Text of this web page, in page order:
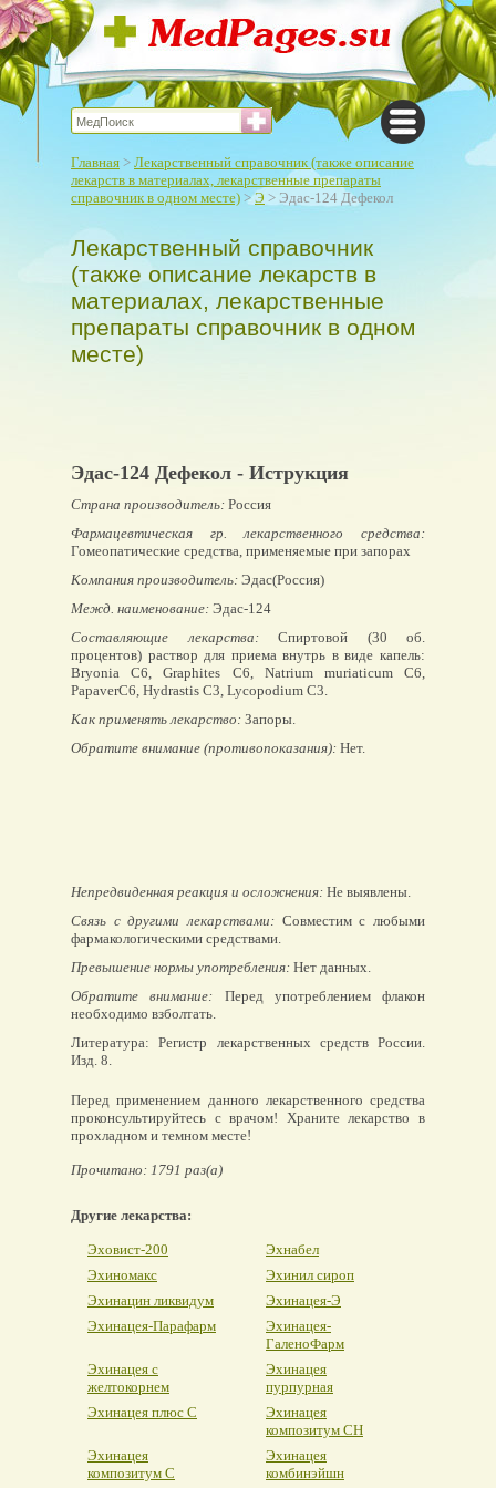
Главная > Лекарственный справочник (также описание
лекарств в материалах, лекарственные препараты
справочник в одном месте) >Э > Эдас-124 Дефекол
Лекарственный справочник
(также описание лекарств в
материалах, лекарственные
препараты справочник в одном
месте)
Эдас-124 Дефекол - Иструкция
Страна производитель: Россия
Фармацевтическая гр. лекарственного средства:
Гомеопатические средства, применяемые при запорах
Компания производитель: Эдас(Россия)
Межд. наименование: Эдас-124
Составляющие лекарства:Спиртовой (30 об.
процентов) раствор для приема внутрь в виде капель:
Bryonia C6, Graphites C6, Natrium muriaticum C6,
PapaverC6, Hydrastis C3, Lycopodium C3.
Как применять лекарство: Запоры.
Обратите внимание (противопоказания): Нет.
Непредвиденная реакция и осложнения: Не выявлены.
Связь с другими лекарствами: Совместим с любыми
фармакологическими средствами.
Превышение нормы употребления: Нет данных.
Обратите внимание: Перед употреблением флакон
необходимо взболтать.
Литература: Регистр лекарственных средств России.
Изд. 8.
Перед применением данного лекарственного средства
проконсультируйтесь с врачом! Храните лекарство в
прохладном и темном месте!
Прочитано: 1791 раз(а)
Другие лекарства:
Эховист-200
Эхнабел
Эхиномакс
Эхинил сироп
Эхинацин ликвидум
Эхинацея-Э
Эхинацея-Парафарм
Эхинацея-
ГаленоФарм
Эхинацея с
желтокорнем
Эхинацея
пурпурная
Эхинацея плюс С
Эхинацея
композитум СН
Эхинацея
композитум С
Эхинацея
комбинэйшн